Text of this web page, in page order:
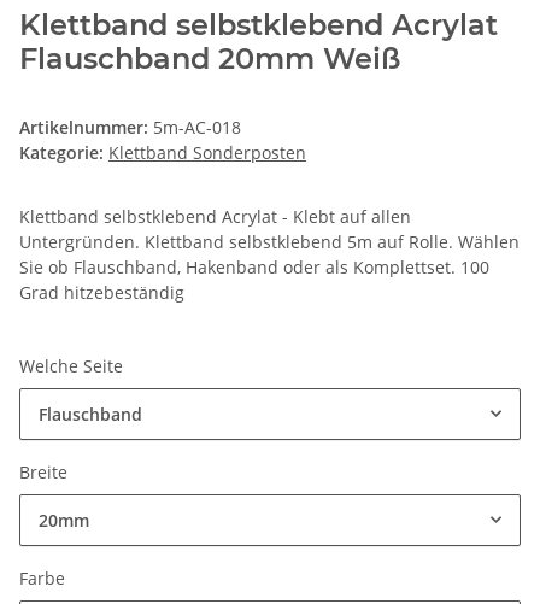
Klettband selbstklebend Acrylat
Flauschband 20mm Weiß
Artikelnummer: 5m-AC-018
Kategorie: Klettband Sonderposten
Klettband selbstklebend Acrylat - Klebt auf allen
Untergründen. Klettband selbstklebend 5m auf Rolle. Wählen
Sie ob Flauschband, Hakenband oder als Komplettset. 100
Grad hitzebeständig
Welche Seite
Flauschband
Breite
20mm
Farbe